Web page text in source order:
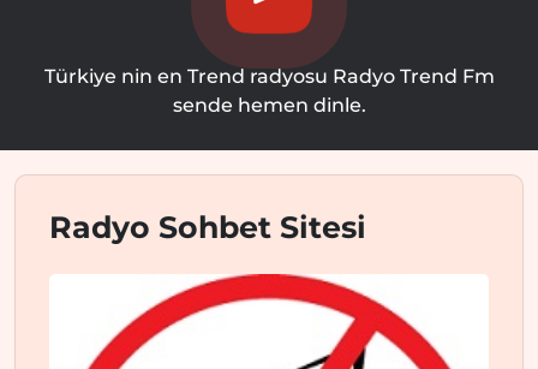
Türkiye nin en Trend radyosu Radyo Trend Fm
sende hemen dinle.
Radyo Sohbet Sitesi